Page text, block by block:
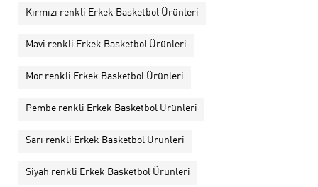
Kırmızı renkli Erkek Basketbol Ürünleri
Mavi renkli Erkek Basketbol Ürünleri
Mor renkli Erkek Basketbol Ürünleri
Pembe renkli Erkek Basketbol Ürünleri
Sarı renkli Erkek Basketbol Ürünleri
Siyah renkli Erkek Basketbol Ürünleri